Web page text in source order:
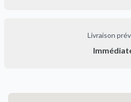
Livraison